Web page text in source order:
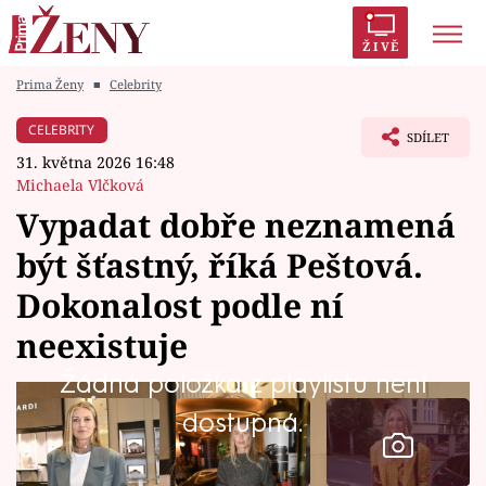
ŽIVĚ
Módní alarm
Témata
Celebrity
Vztahy
Seriály
Prima Ženy ■ Celebrity
CELEBRITY
31. května 2026 16:48
Michaela Vlčková
SDÍLET
Vypadat dobře neznamená
být šťastný, říká Peštová.
Dokonalost podle ní
neexistuje
Žádná položka z playlistu není
dostupná.